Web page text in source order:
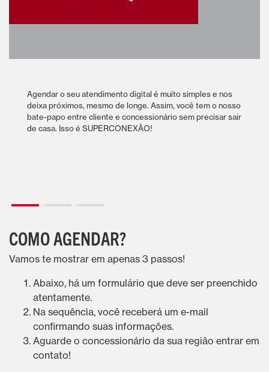
Agendar o seu atendimento digital é muito simples e nos
deixa próximos, mesmo de longe. Assim, você tem o nosso
bate-papo entre cliente e concessionário sem precisar sair
de casa. Isso é SUPERCONEXÃO!
COMO AGENDAR?
Vamos te mostrar em apenas 3 passos!
Abaixo, há um formulário que deve ser preenchido
atentamente.
Na sequência, você receberá um e-mail
confirmando suas informações.
Aguarde o concessionário da sua região entrar em
contato!